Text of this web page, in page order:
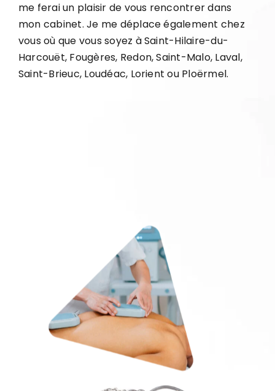
me ferai un plaisir de vous rencontrer dans
mon cabinet. Je me déplace également chez
vous où que vous soyez à Saint-Hilaire-du-
Harcouët, Fougères, Redon, Saint-Malo, Laval,
Saint-Brieuc, Loudéac, Lorient ou Ploërmel.